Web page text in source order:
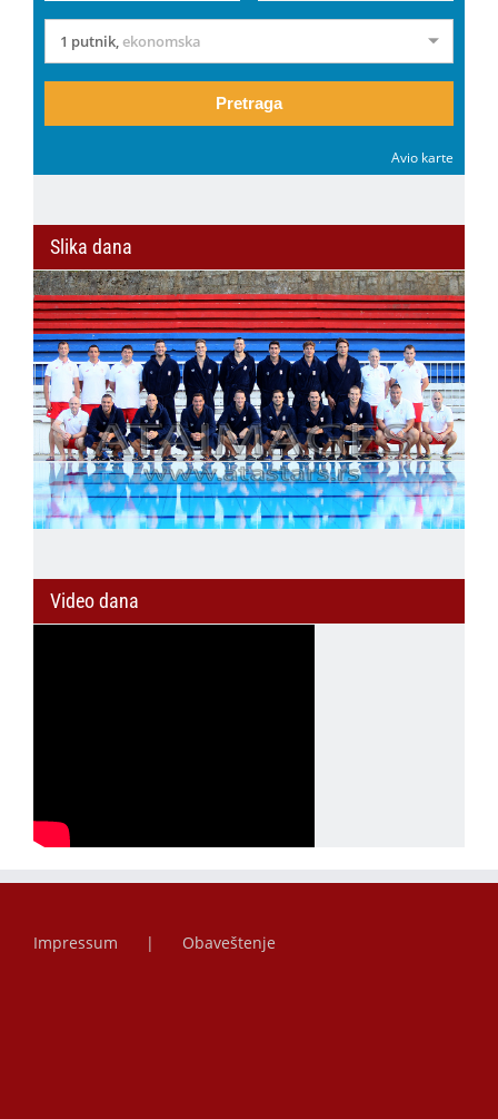
1 putnik,ekonomska
Pretraga
Avio karte
Slika dana
Video dana
Impressum Obaveštenje